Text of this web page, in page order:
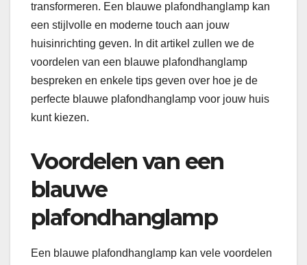
transformeren. Een blauwe plafondhanglamp kan
een stijlvolle en moderne touch aan jouw
huisinrichting geven. In dit artikel zullen we de
voordelen van een blauwe plafondhanglamp
bespreken en enkele tips geven over hoe je de
perfecte blauwe plafondhanglamp voor jouw huis
kunt kiezen.
Voordelen van een
blauwe
plafondhanglamp
Een blauwe plafondhanglamp kan vele voordelen